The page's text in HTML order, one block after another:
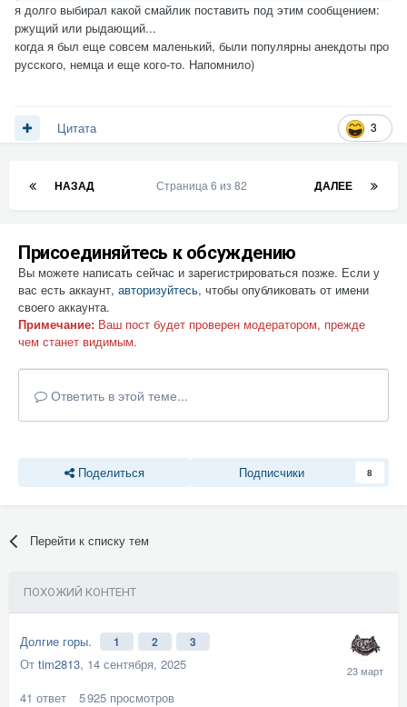
я долго выбирал какой смайлик поставить под этим сообщением:
ржущий или рыдающий...
когда я был еще совсем маленький, были популярны анекдоты про
русского, немца и еще кого-то. Напомнило)
3
Цитата
НАЗАД ДАЛЕЕ
Страница 6 из 82
Присоединяйтесь к обсуждению
Вы можете написать сейчас и зарегистрироваться позже. Если у
вас есть аккаунт, авторизуйтесь, чтобы опубликовать от имени
своего аккаунта.
Примечание: Ваш пост будет проверен модератором, прежде
чем станет видимым.
Ответить в этой теме...
Поделиться Подписчики 8
Перейти к списку тем
ПОХОЖИЙ КОНТЕНТ
Долгие горы. 1 2 3
От tim2813, 14 сентября, 2025
41 ответ 5 925 просмотров